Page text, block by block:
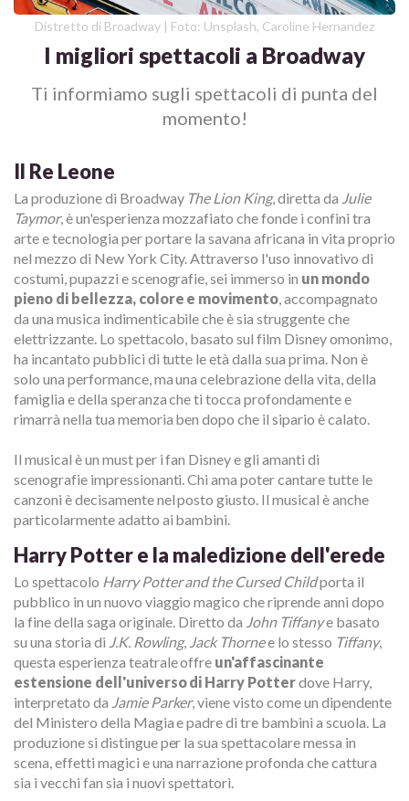
Distretto di Broadway | Foto: Unsplash, Caroline Hernandez
I migliori spettacoli a Broadway
Ti informiamo sugli spettacoli di punta del
momento!
Il Re Leone
La produzione di Broadway The Lion King, diretta da Julie
Taymor, è un'esperienza mozzafiato che fonde i confini tra
arte e tecnologia per portare la savana africana in vita proprio
nel mezzo di New York City. Attraverso l'uso innovativo di
costumi, pupazzi e scenografie, sei immerso in un mondo
pieno di bellezza, colore e movimento, accompagnato
da una musica indimenticabile che è sia struggente che
elettrizzante. Lo spettacolo, basato sul film Disney omonimo,
ha incantato pubblici di tutte le età dalla sua prima. Non è
solo una performance, ma una celebrazione della vita, della
famiglia e della speranza che ti tocca profondamente e
rimarrà nella tua memoria ben dopo che il sipario è calato.
Il musical è un must per i fan Disney e gli amanti di
scenografie impressionanti. Chi ama poter cantare tutte le
canzoni è decisamente nel posto giusto. Il musical è anche
particolarmente adatto ai bambini.
Harry Potter e la maledizione dell'erede
Lo spettacolo Harry Potter and the Cursed Childporta il
pubblico in un nuovo viaggio magico che riprende anni dopo
la fine della saga originale. Diretto da John Tiffanye basato
su una storia di J.K. Rowling, Jack Thornee lo stesso Tiffany,
questa esperienza teatrale offre un'affascinante
estensione dell'universo di Harry Potterdove Harry,
interpretato da Jamie Parker, viene visto come un dipendente
del Ministero della Magia e padre di tre bambini a scuola. La
produzione si distingue per la sua spettacolare messa in
scena, effetti magici e una narrazione profonda che cattura
sia i vecchi fan sia i nuovi spettatori.